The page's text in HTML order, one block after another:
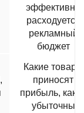
эффективно
расходуется
рекламный
бюджет
Какие товары
приносят
прибыль,
убыточны